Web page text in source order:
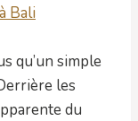
Bali
qu’un simple
les
du